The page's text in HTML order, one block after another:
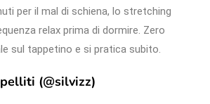
per il mal di schiena, lo stretching
relax prima di dormire. Zero
sul tappetino e si pratica subito.
(@silvizz)